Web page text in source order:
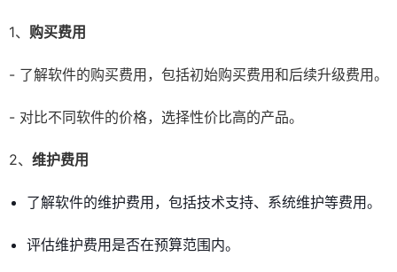
1、 购买费用
- 了解软件的购买费用，包括初始购买费用和后续升级费用。
- 对比不同软件的价格，选择性价比高的产品。
2、 维护费用
了解软件的维护费用，包括技术支持、系统维护等费用。
评估维护费用是否在预算范围内。